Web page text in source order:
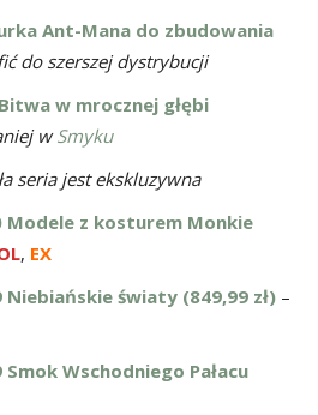
Ant-Mana do zbudowania
do szerszej dystrybucji
w mrocznej głębi
wSmyku
seria jest ekskluzywna
Modele z kosturem Monkie
, EX
Niebiańskie światy (849,99 zł) –
Wschodniego Pałacu